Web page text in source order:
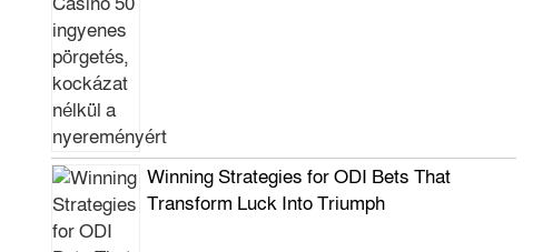
Winning Strategies for ODI Bets That
Transform Luck Into Triumph